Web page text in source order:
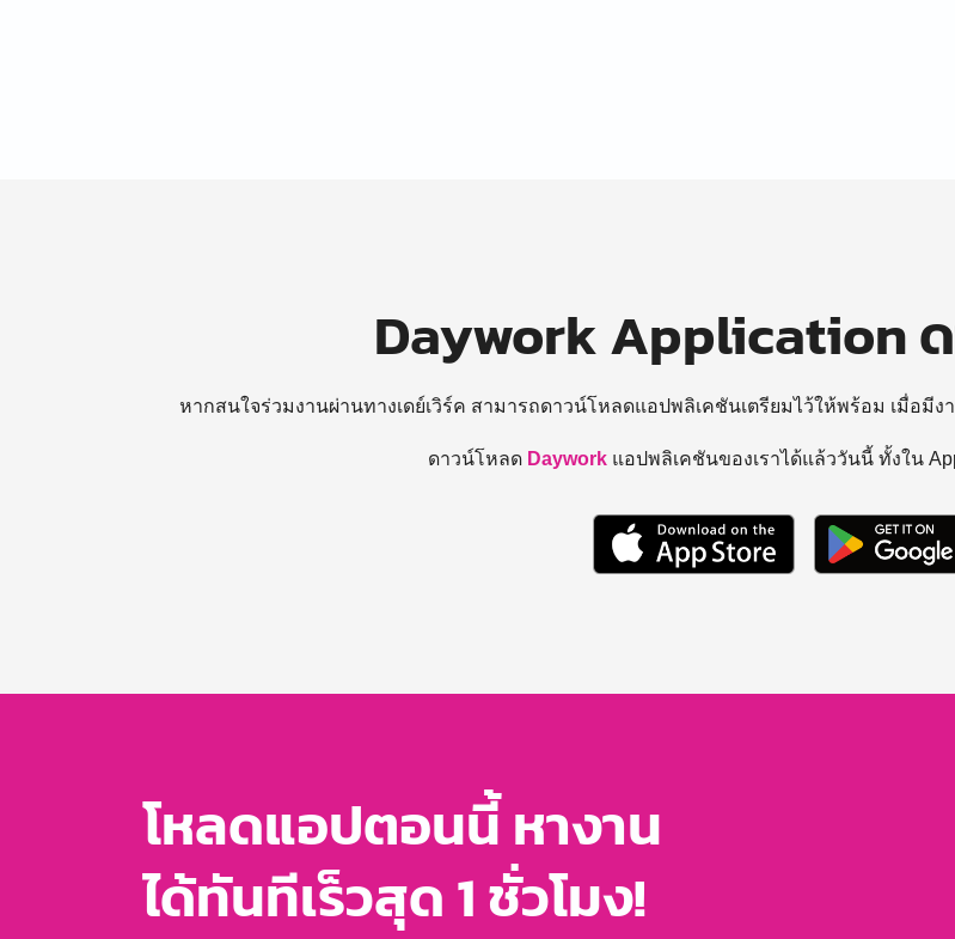
Daywork Application
หากสนใจร่วมงานผ่านทางเดย์เวิร์ค สามารถดาวน์โหลดแอปพลิเคชันเตรียมไว้ให้พร้อม เมื่อมีง
ดาวน์โหลด Daywork แอปพลิเคชันของเราได้แล้ววันนี้ ทั้งใน
โหลดแอปตอนนี้ หางาน
ได้ทันทีเร็วสุด 1 ชั่วโมง!